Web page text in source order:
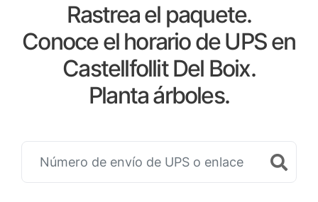
Rastrea el paquete.
Conoce el horario de UPS en
Castellfollit Del Boix.
Planta árboles.